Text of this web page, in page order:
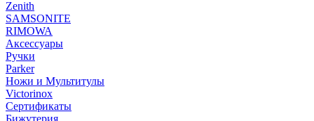
Zenith
SAMSONITE
RIMOWA
Аксессуары
Ручки
Parker
Ножи и Мультитулы
Victorinox
Сертификаты
Бижутерия